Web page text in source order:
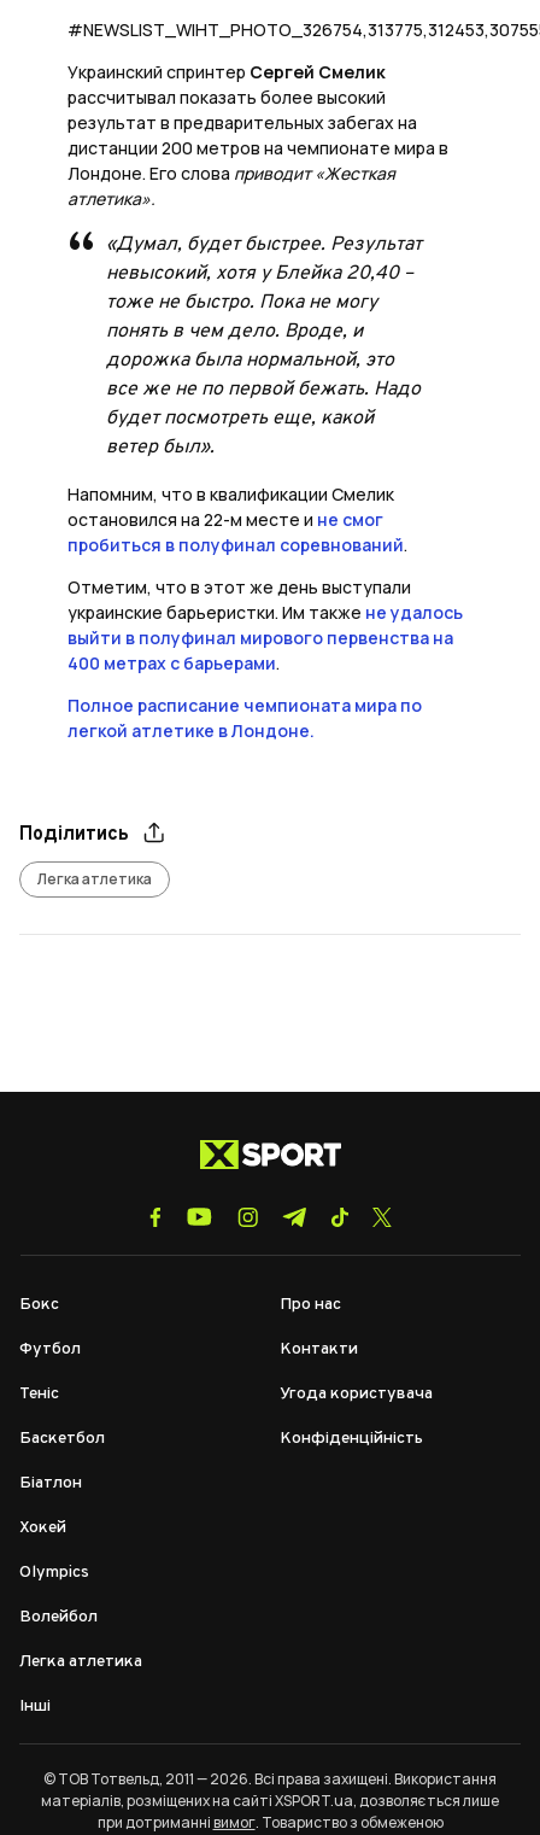
Украинский спринтер Сергей Смелик
рассчитывал показать более высокий
результат в предварительных забегах на
дистанции 200 метров на чемпионате мира в
Лондоне. Его слова приводит «Жесткая
атлетика».
«Думал, будет быстрее. Результат
невысокий, хотя у Блейка 20,40 –
тоже не быстро. Пока не могу
понять в чем дело. Вроде, и
дорожка была нормальной, это
все же не по первой бежать. Надо
будет посмотреть еще, какой
ветер был».
Напомним, что в квалификации Смелик
остановился на 22-м месте и не смог
пробиться в полуфинал соревнований.
Отметим, что в этот же день выступали
украинские барьеристки. Им также не удалось
выйти в полуфинал мирового первенства на
400 метрах с барьерами.
Полное расписание чемпионата мира по
легкой атлетике в Лондоне.
Поділитись
Легка атлетика
Бокс
Футбол
Теніс
Баскетбол
Біатлон
Хокей
Olympics
Волейбол
Легка атлетика
Інші
Про нас
Контакти
Угода користувача
Конфіденційність
© ТОВ Тотвельд, 2011 — 2026. Всі права захищені. Використання
матеріалів, розміщених на сайті XSPORT.ua, дозволяється лише
при дотриманнівимог. Товариство з обмеженою